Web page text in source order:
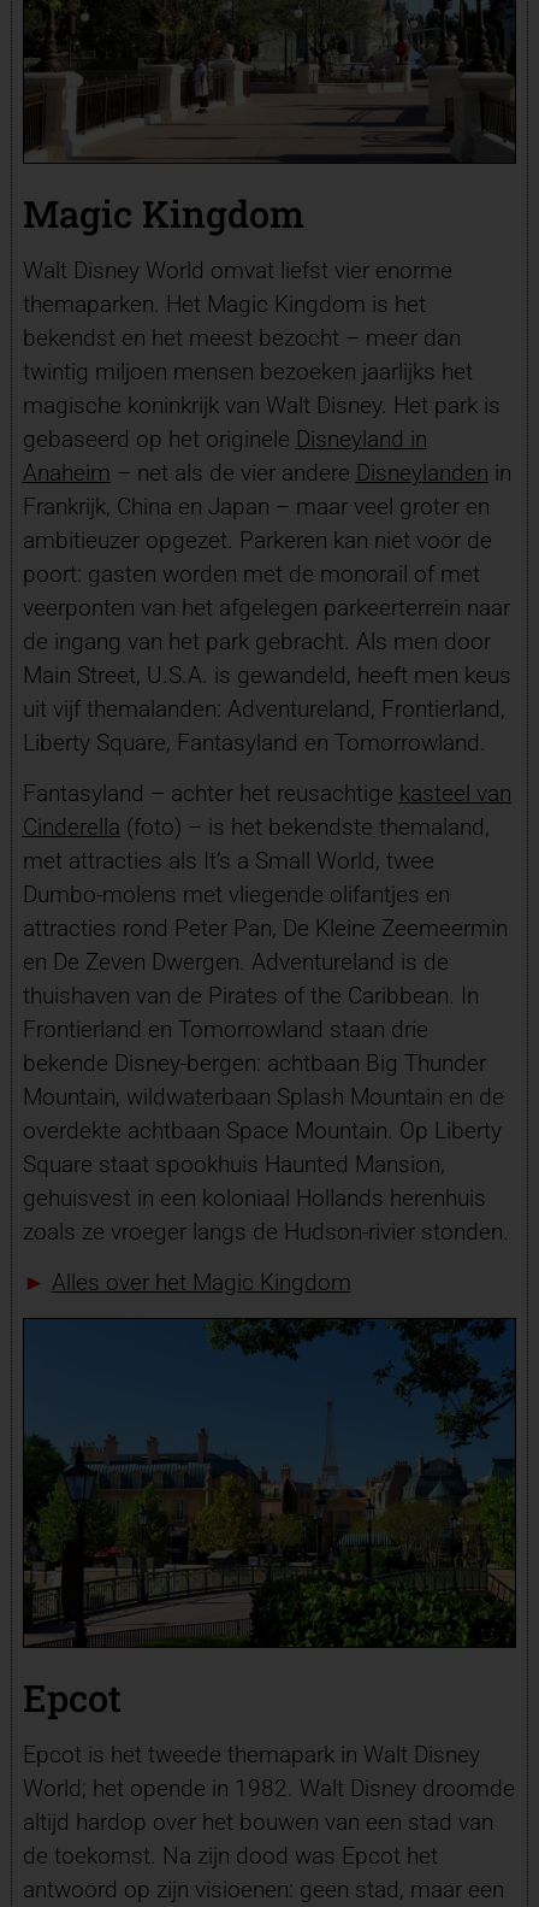
Magic Kingdom
Walt Disney World omvat liefst vier enorme
themaparken. Het Magic Kingdom is het
bekendst en het meest bezocht – meer dan
twintig miljoen mensen bezoeken jaarlijks het
magische koninkrijk van Walt Disney. Het park is
gebaseerd op het originele Disneyland in
Anaheim – net als de vier andere Disneylanden in
Frankrijk, China en Japan – maar veel groter en
ambitieuzer opgezet. Parkeren kan niet voor de
poort: gasten worden met de monorail of met
veerponten van het afgelegen parkeerterrein naar
de ingang van het park gebracht. Als men door
Main Street, U.S.A. is gewandeld, heeft men keus
uit vijf themalanden: Adventureland, Frontierland,
Liberty Square, Fantasyland en Tomorrowland.
Fantasyland – achter het reusachtige kasteel van
Cinderella (foto) – is het bekendste themaland,
met attracties als It’s a Small World, twee
Dumbo-molens met vliegende olifantjes en
attracties rond Peter Pan, De Kleine Zeemeermin
en De Zeven Dwergen. Adventureland is de
thuishaven van de Pirates of the Caribbean. In
Frontierland en Tomorrowland staan drie
bekende Disney-bergen: achtbaan Big Thunder
Mountain, wildwaterbaan Splash Mountain en de
overdekte achtbaan Space Mountain. Op Liberty
Square staat spookhuis Haunted Mansion,
gehuisvest in een koloniaal Hollands herenhuis
zoals ze vroeger langs de Hudson-rivier stonden.
► Alles over het Magic Kingdom
Epcot
Epcot is het tweede themapark in Walt Disney
World; het opende in 1982. Walt Disney droomde
altijd hardop over het bouwen van een stad van
de toekomst. Na zijn dood was Epcot het
antwoord op zijn visioenen: geen stad, maar een